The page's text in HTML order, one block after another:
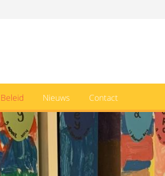
Beleid Nieuws Contact